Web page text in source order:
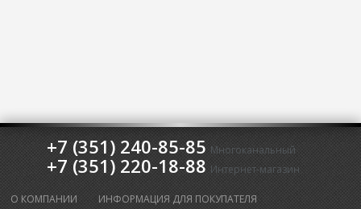
+7 (351) 240-85-85 Многоканальный
+7 (351) 220-18-88 Интернет-магазин
О КОМПАНИИ
ИНФОРМАЦИЯ ДЛЯ ПОКУПАТЕЛЯ